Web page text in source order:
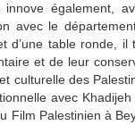
également,
avec le
d’une table ronde, il
et de leur
culturelle des
avec
Film Palestinien à